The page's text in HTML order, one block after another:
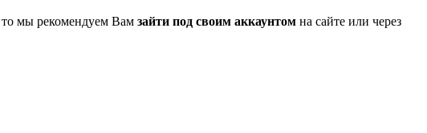
то мы рекомендуем Вам зайти под своим аккаунтомна сайте или через